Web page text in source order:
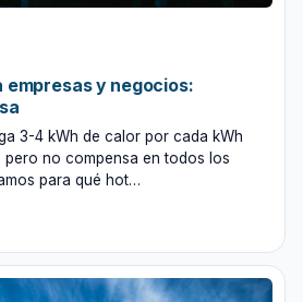
y negocios:
3-4 kWh de calor por cada kWh
pero no compensa en todos los
para qué hot…